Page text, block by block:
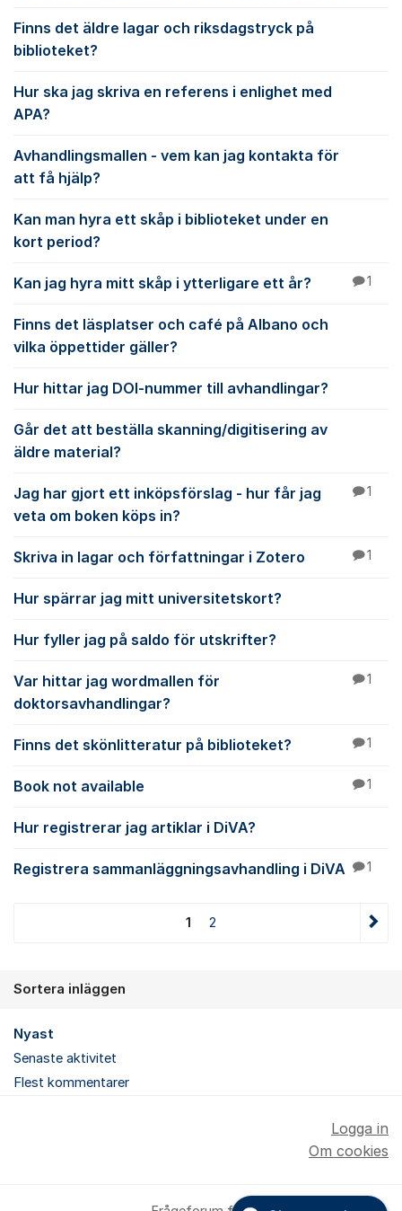
Finns det äldre lagar och riksdagstryck på
biblioteket?
Hur ska jag skriva en referens i enlighet med
APA?
Avhandlingsmallen - vem kan jag kontakta för
att få hjälp?
Kan man hyra ett skåp i biblioteket under en
kort period?
Kan jag hyra mitt skåp i ytterligare ett år? 1
Finns det läsplatser och café på Albano och
vilka öppettider gäller?
Hur hittar jag DOI-nummer till avhandlingar?
Går det att beställa skanning/digitisering av
äldre material?
Jag har gjort ett inköpsförslag - hur får jag
veta om boken köps in?
1
Skriva in lagar och författningar i Zotero 1
Hur spärrar jag mitt universitetskort?
Hur fyller jag på saldo för utskrifter?
Var hittar jag wordmallen för
doktorsavhandlingar?
1
Finns det skönlitteratur på biblioteket? 1
Book not available 1
Hur registrerar jag artiklar i DiVA?
Registrera sammanläggningsavhandling i DiVA 1
1 2
Sortera inläggen
Nyast
Senaste aktivitet
Flest kommentarer
Logga in
Om cookies